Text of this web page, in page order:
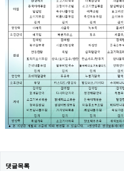
댓글목록